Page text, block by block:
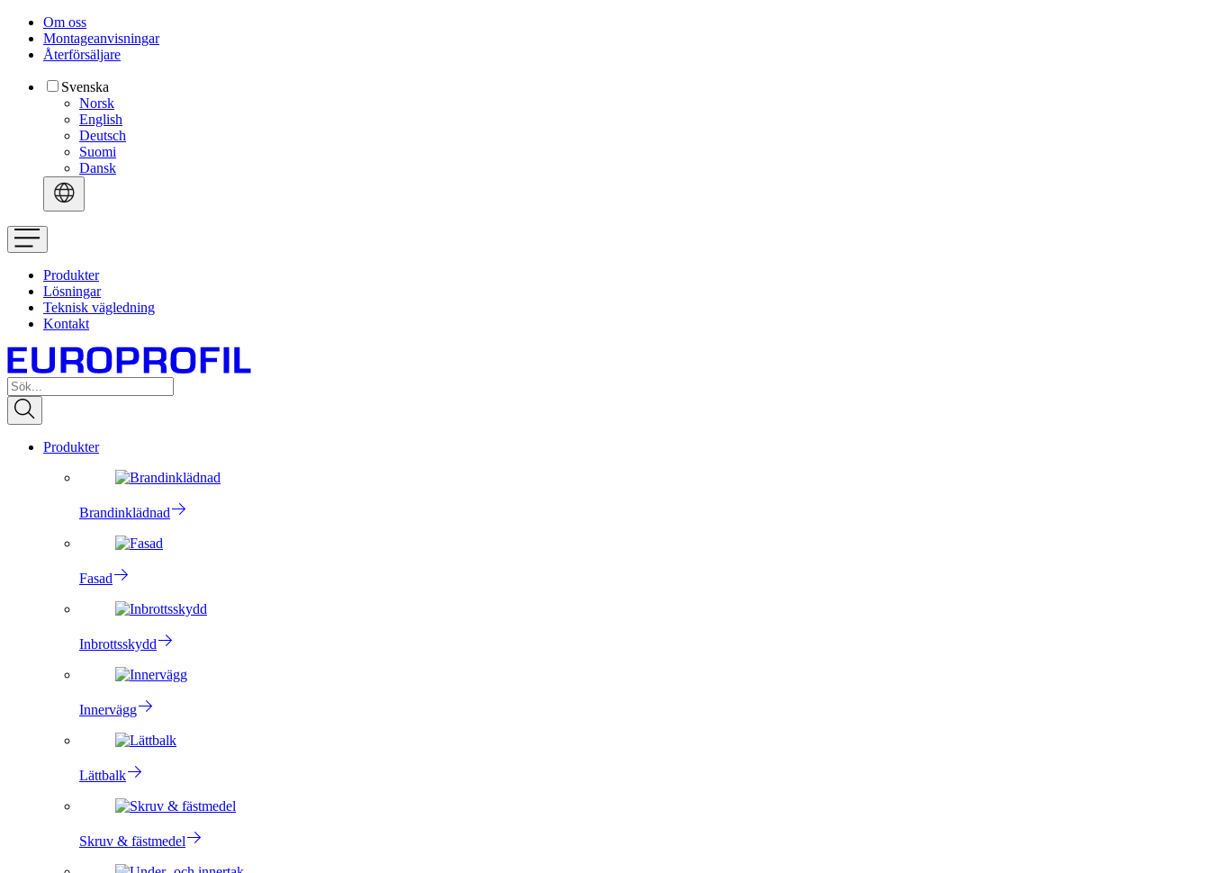
Om oss
Montageanvisningar
Återförsäljare
Svenska
Norsk
English
Deutsch
Suomi
Dansk
Produkter
Lösningar
Teknisk vägledning
Kontakt
Produkter
Brandinklädnad
Fasad
Inbrottsskydd
Innervägg
Lättbalk
Skruv & fästmedel